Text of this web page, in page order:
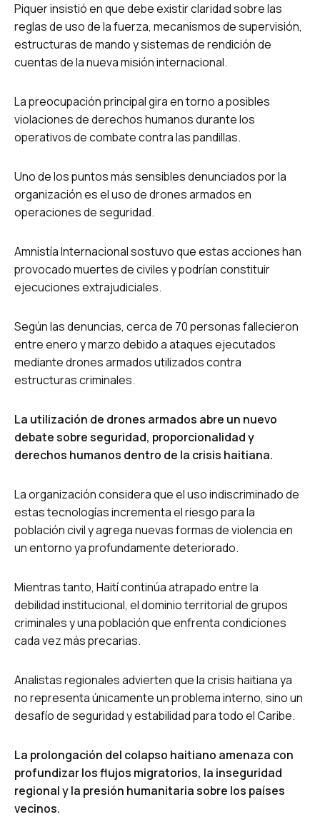
Piquer insistió en que debe existir claridad sobre las
reglas de uso de la fuerza, mecanismos de supervisión,
estructuras de mando y sistemas de rendición de
cuentas de la nueva misión internacional.
La preocupación principal gira en torno a posibles
violaciones de derechos humanos durante los
operativos de combate contra las pandillas.
Uno de los puntos más sensibles denunciados por la
organización es el uso de drones armados en
operaciones de seguridad.
Amnistía Internacional sostuvo que estas acciones han
provocado muertes de civiles y podrían constituir
ejecuciones extrajudiciales.
Según las denuncias, cerca de 70 personas fallecieron
entre enero y marzo debido a ataques ejecutados
mediante drones armados utilizados contra
estructuras criminales.
La utilización de drones armados abre un nuevo
debate sobre seguridad, proporcionalidad y
derechos humanos dentro de la crisis haitiana.
La organización considera que el uso indiscriminado de
estas tecnologías incrementa el riesgo para la
población civil y agrega nuevas formas de violencia en
un entorno ya profundamente deteriorado.
Mientras tanto, Haití continúa atrapado entre la
debilidad institucional, el dominio territorial de grupos
criminales y una población que enfrenta condiciones
cada vez más precarias.
Analistas regionales advierten que la crisis haitiana ya
no representa únicamente un problema interno, sino un
desafío de seguridad y estabilidad para todo el Caribe.
La prolongación del colapso haitiano amenaza con
profundizar los flujos migratorios, la inseguridad
regional y la presión humanitaria sobre los países
vecinos.